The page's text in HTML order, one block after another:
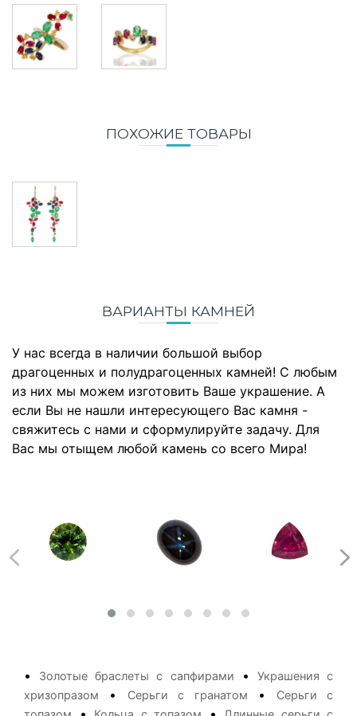
ПОХОЖИЕ ТОВАРЫ
ВАРИАНТЫ КАМНЕЙ
У нас всегда в наличии большой выбор
драгоценных и полудрагоценных камней! С любым
из них мы можем изготовить Ваше украшение. А
если Вы не нашли интересующего Вас камня -
свяжитесь с нами и сформулируйте задачу. Для
Вас мы отыщем любой камень со всего Мира!
• Золотые браслеты с сапфирами • Украшения с
хризопразом
• Серьги с гранатом •
Серьги с